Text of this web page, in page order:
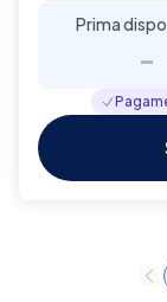
Prima
-